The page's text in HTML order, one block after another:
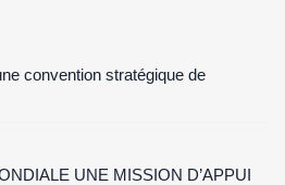
convention stratégique de
UNE MISSION D’APPUI